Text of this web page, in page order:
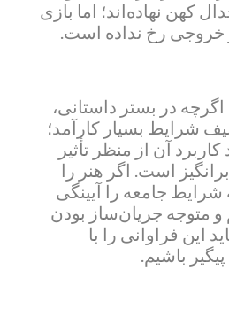
کهن نهاده‌اند؛ اما بازی
رخ نداده است.
در بستر داستانی،
شرایط بسیار کارآمد؛
کاربرد آن از منظر تأثیر
است. اگر هنر را
شرایط جامعه را آیینگی
و متوجه جریان‌ساز بودن
این فراوانی را با
باشیم.